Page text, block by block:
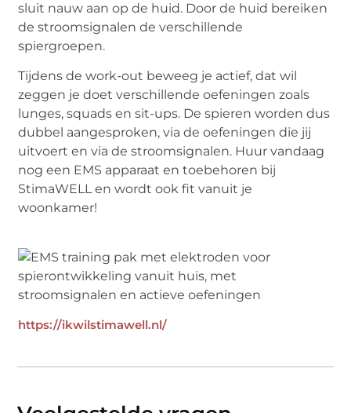
sluit nauw aan op de huid. Door de huid bereiken
de stroomsignalen de verschillende
spiergroepen.
Tijdens de work-out beweeg je actief, dat wil
zeggen je doet verschillende oefeningen zoals
lunges, squads en sit-ups. De spieren worden dus
dubbel aangesproken, via de oefeningen die jij
uitvoert en via de stroomsignalen. Huur vandaag
nog een EMS apparaat en toebehoren bij
StimaWELL en wordt ook fit vanuit je
woonkamer!
https://ikwilstimawell.nl/